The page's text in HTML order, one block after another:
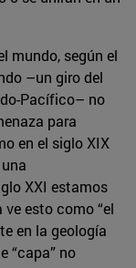
mundo, según el
–un giro del
Pacífico– no
para
en el siglo XIX
XXI estamos
esto como “el
en la geología
“capa” no